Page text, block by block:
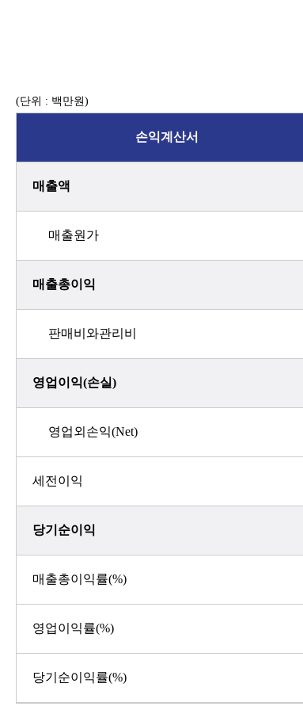
(단위 : 백만원)
손익계산서
매출액
매출원가
매출총이익
판매비와관리비
영업이익(손실)
영업외손익(Net)
세전이익
당기순이익
매출총이익률(%)
영업이익률(%)
당기순이익률(%)